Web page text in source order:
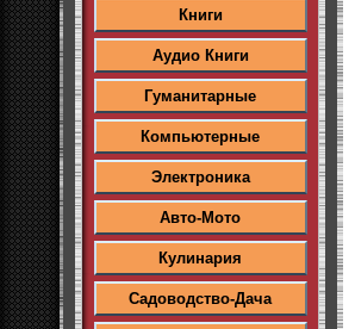
Книги
Аудио Книги
Гуманитарные
Компьютерные
Электроника
Авто-Мото
Кулинария
Садоводство-Дача